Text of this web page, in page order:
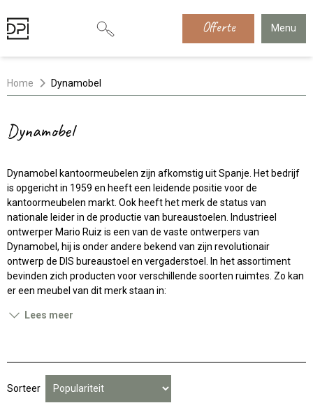
Offerte Menu
Home Dynamobel
Dynamobel
Dynamobel kantoormeubelen zijn afkomstig uit Spanje. Het bedrijf
is opgericht in 1959 en heeft een leidende positie voor de
kantoormeubelen markt. Ook heeft het merk de status van
nationale leider in de productie van bureaustoelen. Industrieel
ontwerper Mario Ruiz is een van de vaste ontwerpers van
Dynamobel, hij is onder andere bekend van zijn revolutionair
ontwerp de DIS bureaustoel en vergaderstoel.
In het assortiment
bevinden zich producten voor verschillende soorten ruimtes. Zo kan
er een meubel van dit merk staan in:
Lees meer
Sorteer